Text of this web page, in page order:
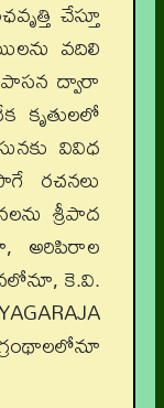
చేస్తూ
వదిలి
ద్వారా
కృతులలో
వివిధ
రచనలు
శ్రీపాద
అరిపిరాల
కె.వి.